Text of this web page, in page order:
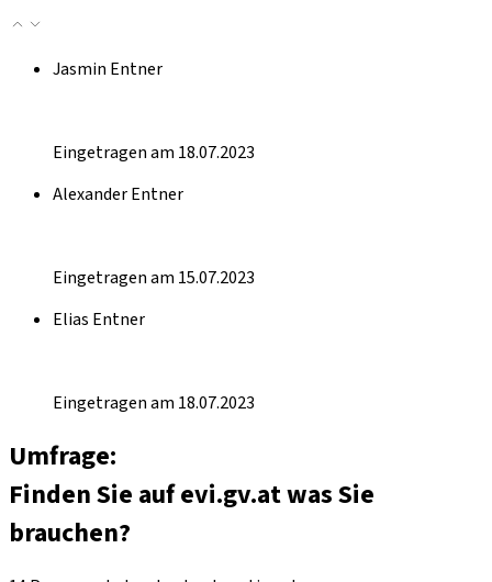
Jasmin Entner
Eingetragen am 18.07.2023
Alexander Entner
Eingetragen am 15.07.2023
Elias Entner
Eingetragen am 18.07.2023
Umfrage:
Finden Sie auf evi.gv.at was Sie
brauchen?